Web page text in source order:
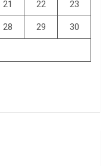
21 22 23
28 29 30